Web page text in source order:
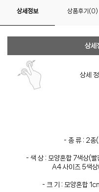
상세정보 상품후기(0)
상세
상세
- 종 류 : 2종
- 색 상 : 모양혼합 7색상(빨
A4 사이즈 5색상
- 크 기 : 모양혼합